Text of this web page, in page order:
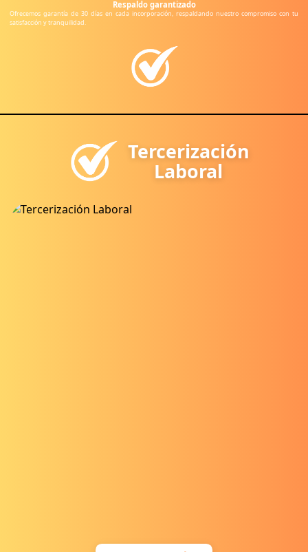
Respaldo garantizado
Ofrecemos garantía de 30 días en cada incorporación, respaldando nuestro compromiso con tu
satisfacción y tranquilidad.
Tercerización
Laboral